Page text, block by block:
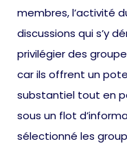
membres, l’activité
discussions qui s’y
privilégier des
car ils offrent un
substantiel tout en
sous un flot
sélectionné les